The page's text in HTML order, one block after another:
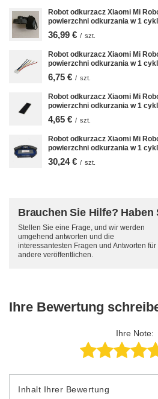
Robot odkurzacz Xiaomi Mi
powierzchni odkurzania w 1
36,99 € / szt.
Robot odkurzacz Xiaomi Mi
powierzchni odkurzania w 1
6,75 € / szt.
Robot odkurzacz Xiaomi Mi
powierzchni odkurzania w 1
4,65 € / szt.
Robot odkurzacz Xiaomi Mi
powierzchni odkurzania w 1
30,24 € / szt.
Brauchen Sie Hilfe? Haben
Stellen Sie eine Frage, und wir werden
umgehend antworten und die
interessantesten Fragen und Antworten für
andere veröffentlichen.
Ihre Bewertung
Ihre Note:
Inhalt Ihrer Bewertung